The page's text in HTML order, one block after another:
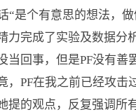
“是个有意思的想法，
完成了实验及数据分
当回事，但是PF没有
，PF在我之前已经攻
提的观点，反复强调